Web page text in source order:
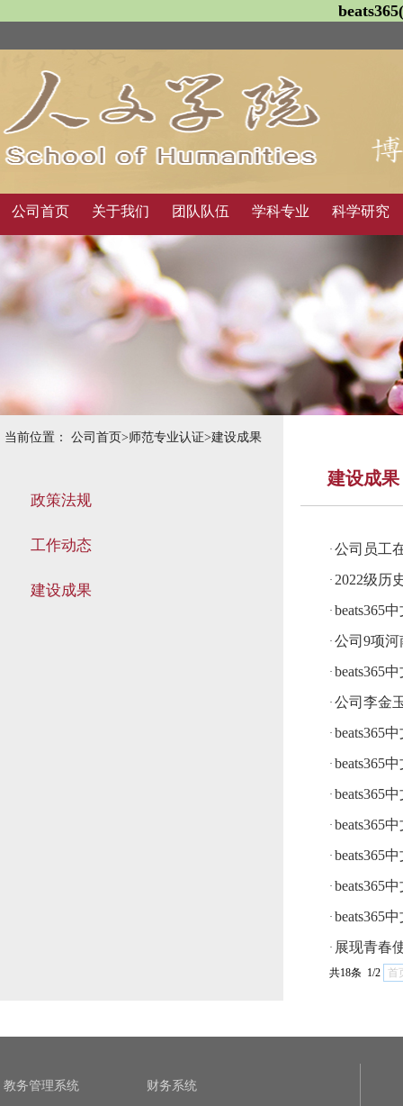
公司首页 关于我们 团队队伍 学科专业 科学研究
当前位置： 公司首页>师范专业认证>建设成果
政策法规
工作动态
建设成果
建设成果
· 公司员工
· 2022级历
· beats365
· 公司9项
· beats365
· 公司李金
· beats365
· beats365
· beats365
· beats365
· beats365
· beats365
· beats365
· 展现青春
共18条 1/2 首
教务管理系统 财务系统